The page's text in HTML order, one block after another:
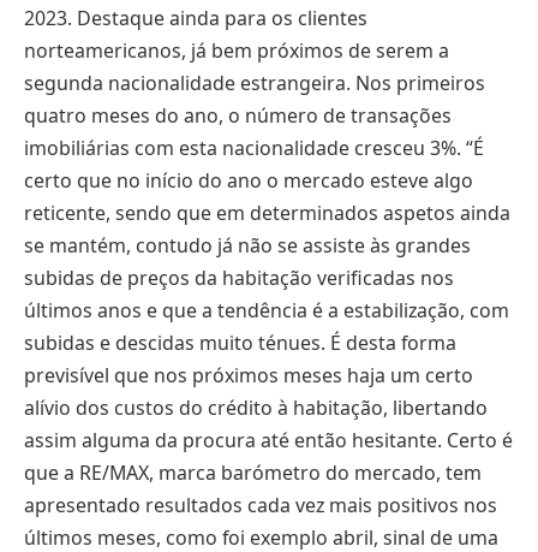
2023. Destaque ainda para os clientes
norteamericanos, já bem próximos de serem a
segunda nacionalidade estrangeira. Nos primeiros
quatro meses do ano, o número de transações
imobiliárias com esta nacionalidade cresceu 3%. “É
certo que no início do ano o mercado esteve algo
reticente, sendo que em determinados aspetos ainda
se mantém, contudo já não se assiste às grandes
subidas de preços da habitação verificadas nos
últimos anos e que a tendência é a estabilização, com
subidas e descidas muito ténues. É desta forma
previsível que nos próximos meses haja um certo
alívio dos custos do crédito à habitação, libertando
assim alguma da procura até então hesitante. Certo é
que a RE/MAX, marca barómetro do mercado, tem
apresentado resultados cada vez mais positivos nos
últimos meses, como foi exemplo abril, sinal de uma